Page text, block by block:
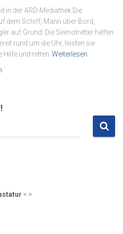
in der ARD-Mediathek Die
dem Schiff, Mann über Bord,
auf Grund: Die Seenotretter helfen
rund um die Uhr, leisten sie
Hilfe und retten Weiterlesen
< >